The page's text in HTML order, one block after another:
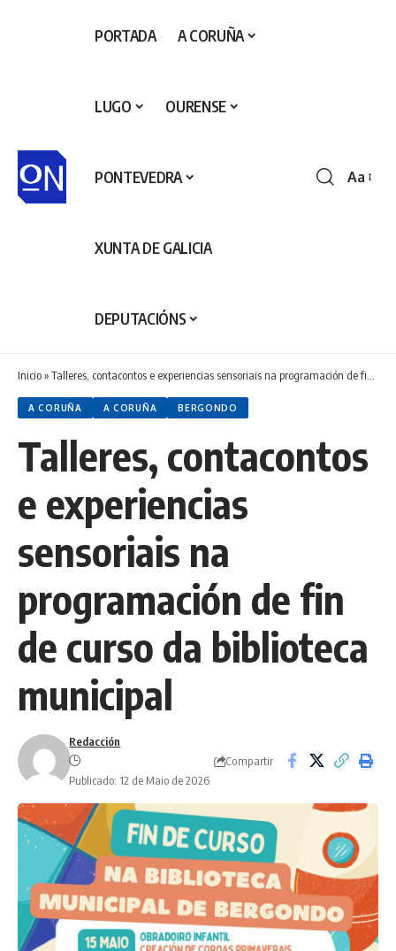
PORTADA A CORUÑA
LUGO OURENSE
PONTEVEDRA
XUNTA DE GALICIA
DEPUTACIÓNS
Aa
Inicio»Talleres, contacontos e experiencias sensoriais na programación de fin de curso da biblioteca municipal
A CORUÑA A CORUÑA BERGONDO
Talleres, contacontos
e experiencias
sensoriais na
programación de fin
de curso da biblioteca
municipal
Redacción
Publicado: 12 de Maio de 2026
Compartir